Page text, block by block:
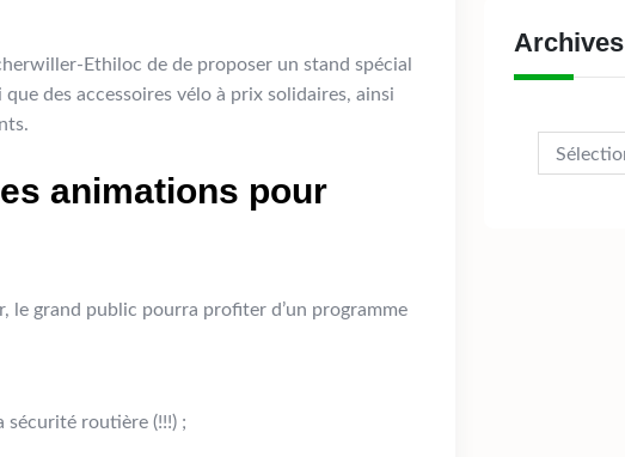
Ethiloc de de proposer un stand spécial
des accessoires vélo à prix solidaires, ainsi
animations pour
le grand public pourra profiter d’un programme
routière (!!!) ;
Archives